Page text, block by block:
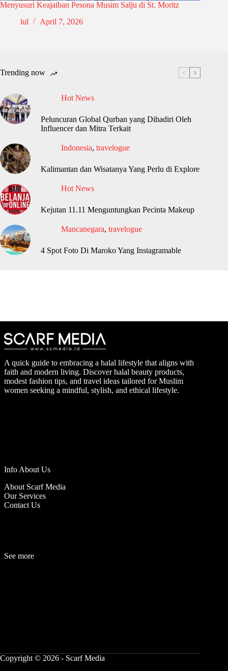
Menyusuri Keajaiban Pesona Musim Salju di St. Moritz
lul
April 7, 2026
Trending now
Hot News
Peluncuran Global Qurban yang Dihadiri Oleh
Influencer dan Mitra Terkait
Indonesia, travelogue
Kalimantan dan Wisatanya Yang Perlu di Explore
Hot News
Kejutan 11.11 Menguntungkan Pecinta Makeup
Mancanegara, travelogue
4 Spot Foto Di Maroko Yang Instagramable
A quick guide to embracing a halal lifestyle that aligns with
faith and modern living. Discover halal beauty products,
modest fashion tips, and travel ideas tailored for Muslim
women seeking a mindful, stylish, and ethical lifestyle.
Info About Us
About Scarf Media
Our Services
Contact Us
See more
Copyright © 2026 - Scarf Media